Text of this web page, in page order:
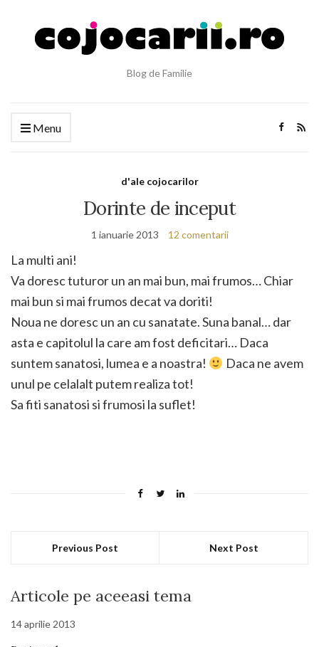
Blog de Familie
Menu
d'ale cojocarilor
Dorinte de inceput
1 ianuarie 2013 12 comentarii
La multi ani!
Va doresc tuturor un an mai bun, mai frumos… Chiar
mai bun si mai frumos decat va doriti!
Noua ne doresc un an cu sanatate. Suna banal… dar
asta e capitolul la care am fost deficitari… Daca
suntem sanatosi, lumea e a noastra!
Daca ne avem
unul pe celalalt putem realiza tot!
Sa fiti sanatosi si frumosi la suflet!
Previous Post Next Post
Articole pe aceeasi tema
14 aprilie 2013